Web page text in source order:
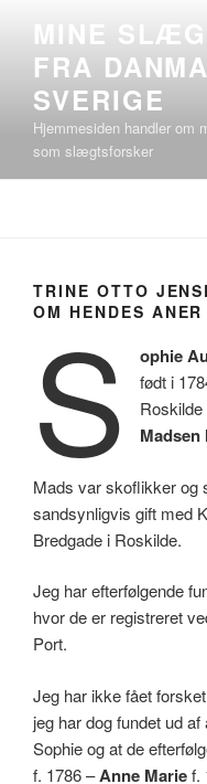
indhold
MINE
FRA
SVERIGE
Hjemmesiden handler om
som slægtsforsker
TRINE OTTO
OM HENDES ANER
S ophie
født i
Madsen
Mads var skoflikker og
sandsynligvis gift med
Bredgade i Roskilde.
Jeg har efterfølgende
hvor de er registreret
Port.
Jeg har ikke fået
jeg har dog fundet ud
Sophie og at de
f. 1786 –Anne Marief.